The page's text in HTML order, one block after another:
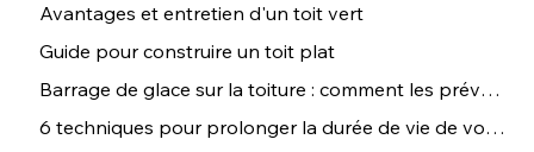
Avantages et entretien d'un toit vert
Guide pour construire un toit plat
Barrage de glace sur la toiture : comment les prévenir ?
6 techniques pour prolonger la durée de vie de votre toiture